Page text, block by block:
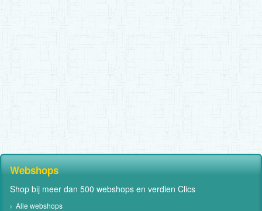
Webshops
Shop bij meer dan 500 webshops en verdien Clics
Alle webshops